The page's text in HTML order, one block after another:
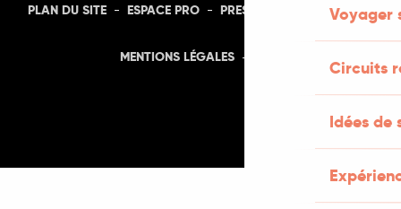
Voyager
Circuits
Idées de
PLAN DU SITE - ESPACE PRO - PRESSE PHOTOTHÈQUE -
MENTIONS LÉGALES -